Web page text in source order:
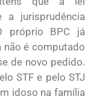
a jurisprudência
próprio BPC já
é computado
de novo pedido.
STF e pelo STJ
idoso na família